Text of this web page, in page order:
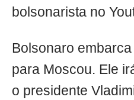
bolsonarista no
Bolsonaro
para Moscou. Ele
o presidente